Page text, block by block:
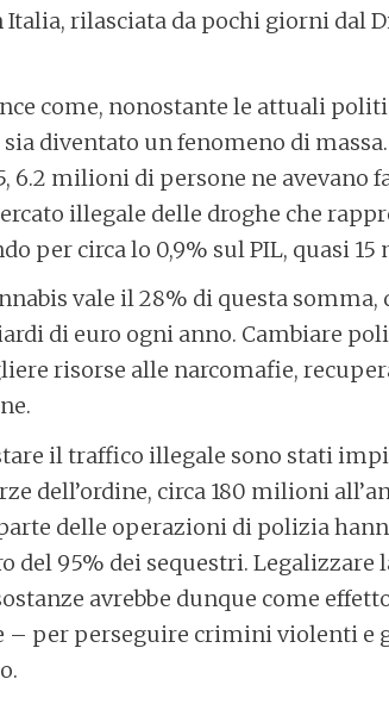
rilasciata da pochi giorni dal
come, nonostante le attuali
diventato un fenomeno di
6.2 milioni di persone ne avevano
illegale delle droghe che
per circa lo 0,9% sul PIL, quasi
vale il 28% di questa
di euro ogni anno. Cambiare
risorse alle narcomafie,
il traffico illegale sono stati
dell’ordine, circa 180 milioni
delle operazioni di polizia
del 95% dei sequestri. Legalizzare
avrebbe dunque come
– per perseguire crimini violenti e